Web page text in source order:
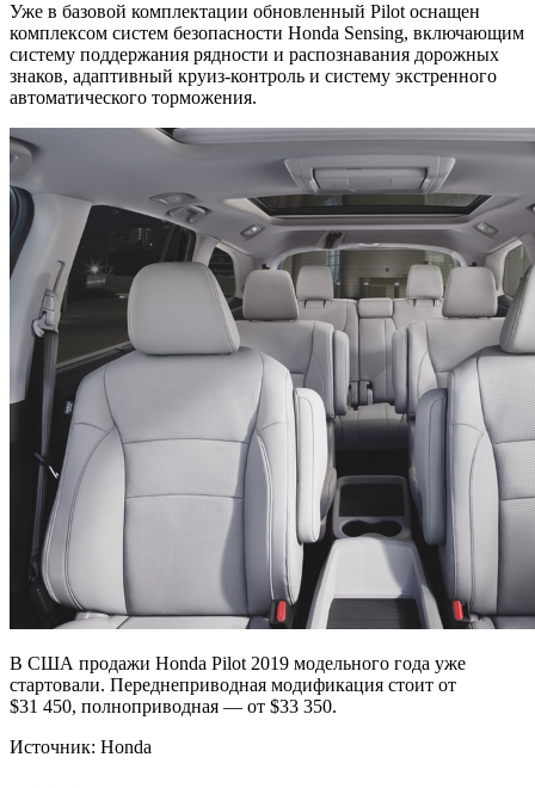
Уже в базовой комплектации обновленный Pilot оснащен
комплексом систем безопасности Honda Sensing, включающим
систему поддержания рядности и распознавания дорожных
знаков, адаптивный круиз-контроль и систему экстренного
автоматического торможения.
В США продажи Honda Pilot 2019 модельного года уже
стартовали. Переднеприводная модификация стоит от
$31 450, полноприводная — от $33 350.
Источник: Honda